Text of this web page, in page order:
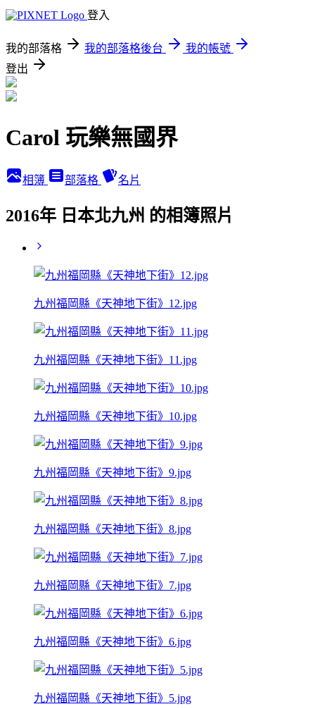
登入
我的部落格 我的部落格後台
我的帳號
登出
Carol 玩樂無國界
相簿 部落格 名片
2016年 日本北九州 的相簿照片
九州福岡縣《天神地下街》12.jpg
九州福岡縣《天神地下街》11.jpg
九州福岡縣《天神地下街》10.jpg
九州福岡縣《天神地下街》9.jpg
九州福岡縣《天神地下街》8.jpg
九州福岡縣《天神地下街》7.jpg
九州福岡縣《天神地下街》6.jpg
九州福岡縣《天神地下街》5.jpg